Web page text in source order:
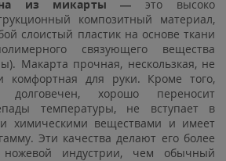
из микарты — это высоко
композитный материал,
слоистый пластик на основе ткани
связующего вещества
Макарта прочная, нескользкая, не
комфортная для руки. Кроме того,
долговечен, хорошо переносит
температуры, не вступает в
химическими веществами и имеет
Эти качества делают его более
ножевой индустрии, чем обычный